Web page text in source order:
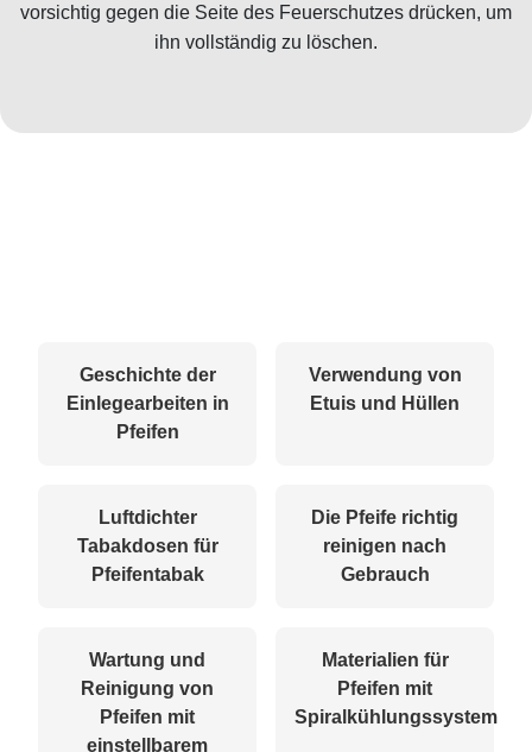
vorsichtig gegen die Seite des Feuerschutzes drücken, um
ihn vollständig zu löschen.
Geschichte der
Einlegearbeiten in
Pfeifen
Verwendung von
Etuis und Hüllen
Luftdichter
Tabakdosen für
Pfeifentabak
Die Pfeife richtig
reinigen nach
Gebrauch
Wartung und
Reinigung von
Pfeifen mit
einstellbarem
Materialien für
Pfeifen mit
Spiralkühlungssystem